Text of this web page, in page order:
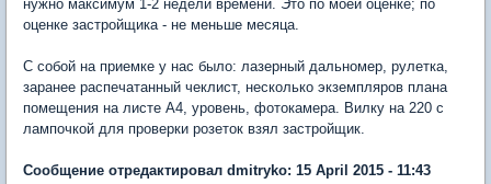
нужно максимум 1-2 недели времени. Это по моей оценке; по
оценке застройщика - не меньше месяца.
С собой на приемке у нас было: лазерный дальномер, рулетка,
заранее распечатанный чеклист, несколько экземпляров плана
помещения на листе А4, уровень, фотокамера. Вилку на 220 с
лампочкой для проверки розеток взял застройщик.
Сообщение отредактировал dmitryko: 15 April 2015 - 11:43